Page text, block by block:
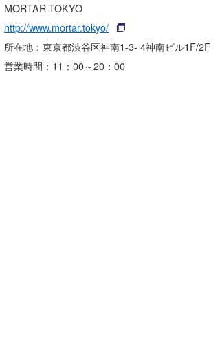
MORTAR TOKYO
http://www.mortar.tokyo/
所在地：東京都渋谷区神南1-3- 4神南ビル1F/2F
営業時間：11：00～20：00